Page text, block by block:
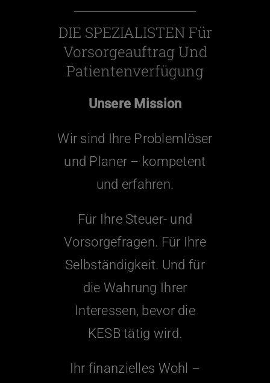
DIE SPEZIALISTEN Für
Vorsorgeauftrag Und
Patientenverfügung
Unsere Mission
Wir sind Ihre Problemlöser
und Planer – kompetent
und erfahren.
Für Ihre Steuer- und
Vorsorgefragen. Für Ihre
Selbständigkeit. Und für
die Wahrung Ihrer
Interessen, bevor die
KESB tätig wird.
Ihr finanzielles Wohl –